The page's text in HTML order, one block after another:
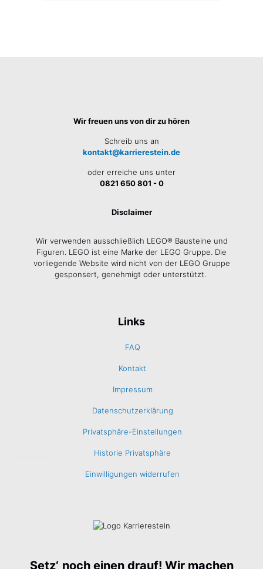
Wir freuen uns von dir zu hören
Schreib uns an
kontakt@karrierestein.de
oder erreiche uns unter
0821 650 801 - 0
Disclaimer
Wir verwenden ausschließlich LEGO® Bausteine und
Figuren. LEGO ist eine Marke der LEGO Gruppe. Die
vorliegende Website wird nicht von der LEGO Gruppe
gesponsert, genehmigt oder unterstützt.
Links
FAQ
Kontakt
Impressum
Datenschutzerklärung
Privatsphäre-Einstellungen
Historie Privatsphäre
Einwilligungen widerrufen
Setz‘ noch einen drauf! Wir machen